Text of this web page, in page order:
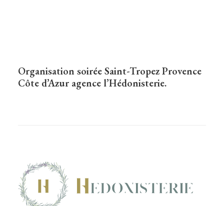
Organisation soiréeSaint-TropezProvence
Côte d’Azur agence l’Hédonisterie.